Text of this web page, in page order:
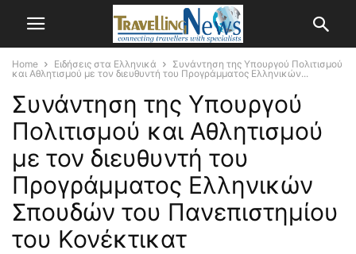
Home Ειδήσεις στα Ελληνικά
Συνάντηση της Υπουργού Πολιτισμού
και Αθλητισμού με τον διευθυντή του Προγράμματος Ελληνικών...
Συνάντηση της Υπουργού
Πολιτισμού και Αθλητισμού
με τον διευθυντή του
Προγράμματος Ελληνικών
Σπουδών του Πανεπιστημίου
του Κονέκτικατ